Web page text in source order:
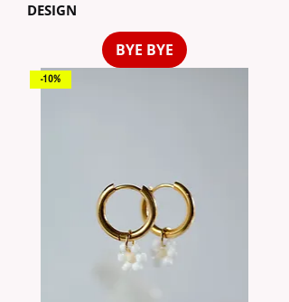
DESIGN
BYE BYE
-10%